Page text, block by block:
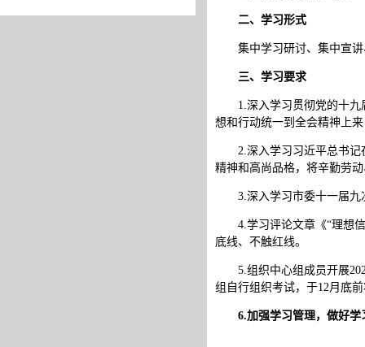
二、学习形式
集中学习研讨、集中宣
三、学习要求
1.深入学习贯彻党的十
想和行动统一到全会精神上
2.深入学习习近平总书
精神和高尚品格，将辛勤劳
3.深入学习市委十一届
4.学习评论文章《“理想
底线、不触红线。
5.组织中心组成员开展
组自行组织考试，于12月底
6.加强学习管理，做好